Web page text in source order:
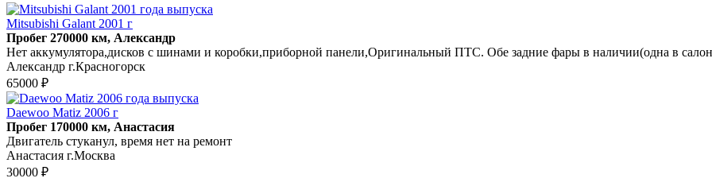
Mitsubishi Galant 2001 г
Пробег 270000 км, Александр
Нет аккумулятора,дисков с шинами и коробки,приборной панели,Оригинальный ПТС. Обе задние фары в наличии(одна в
Александр г.Красногорск
65000 ₽
Daewoo Matiz 2006 г
Пробег 170000 км, Анастасия
Двигатель стуканул, время нет на ремонт
Анастасия г.Москва
30000 ₽